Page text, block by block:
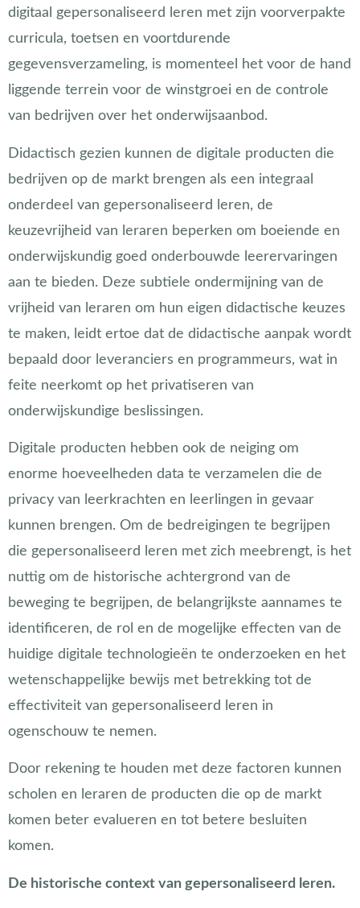
digitaal gepersonaliseerd leren met zijn voorverpakte
curricula, toetsen en voortdurende
gegevensverzameling, is momenteel het voor de hand
liggende terrein voor de winstgroei en de controle
van bedrijven over het onderwijsaanbod.
Didactisch gezien kunnen de digitale producten die
bedrijven op de markt brengen als een integraal
onderdeel van gepersonaliseerd leren, de
keuzevrijheid van leraren beperken om boeiende en
onderwijskundig goed onderbouwde leerervaringen
aan te bieden. Deze subtiele ondermijning van de
vrijheid van leraren om hun eigen didactische keuzes
te maken, leidt ertoe dat de didactische aanpak wordt
bepaald door leveranciers en programmeurs, wat in
feite neerkomt op het privatiseren van
onderwijskundige beslissingen.
Digitale producten hebben ook de neiging om
enorme hoeveelheden data te verzamelen die de
privacy van leerkrachten en leerlingen in gevaar
kunnen brengen. Om de bedreigingen te begrijpen
die gepersonaliseerd leren met zich meebrengt, is het
nuttig om de historische achtergrond van de
beweging te begrijpen, de belangrijkste aannames te
identificeren, de rol en de mogelijke effecten van de
huidige digitale technologieën te onderzoeken en het
wetenschappelijke bewijs met betrekking tot de
effectiviteit van gepersonaliseerd leren in
ogenschouw te nemen.
Door rekening te houden met deze factoren kunnen
scholen en leraren de producten die op de markt
komen beter evalueren en tot betere besluiten
komen.
De historische context van gepersonaliseerd leren.